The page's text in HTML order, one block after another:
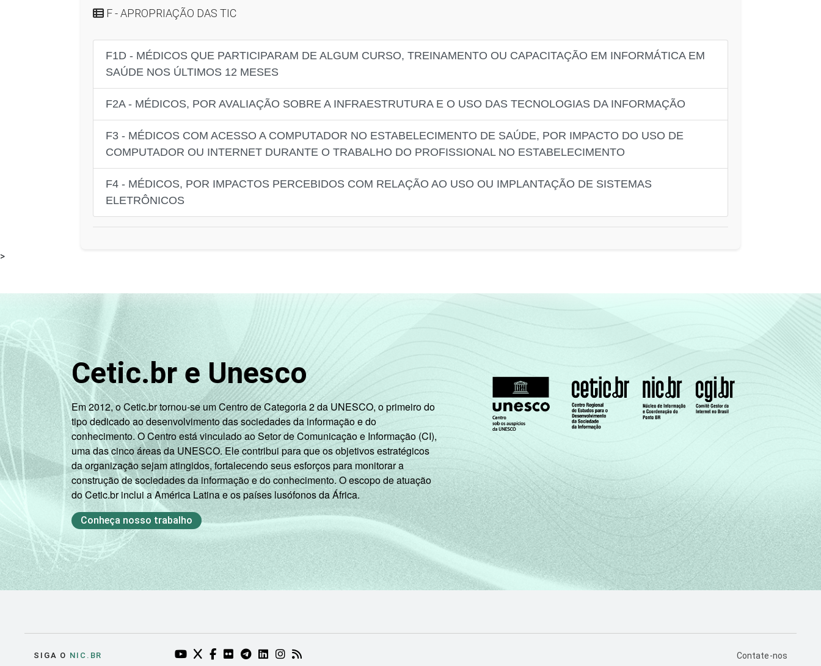
F - APROPRIAÇÃO DAS TIC
F1D - MÉDICOS QUE PARTICIPARAM DE ALGUM CURSO, TREINAMENTO OU CAPACITAÇÃO EM INFORMÁTICA EM
SAÚDE NOS ÚLTIMOS 12 MESES
F2A - MÉDICOS, POR AVALIAÇÃO SOBRE A INFRAESTRUTURA E O USO DAS TECNOLOGIAS DA INFORMAÇÃO
F3 - MÉDICOS COM ACESSO A COMPUTADOR NO ESTABELECIMENTO DE SAÚDE, POR IMPACTO DO USO DE
COMPUTADOR OU INTERNET DURANTE O TRABALHO DO PROFISSIONAL NO ESTABELECIMENTO
F4 - MÉDICOS, POR IMPACTOS PERCEBIDOS COM RELAÇÃO AO USO OU IMPLANTAÇÃO DE SISTEMAS
ELETRÔNICOS
>
Cetic.br e Unesco
Em 2012, o Cetic.br tornou-se um Centro de Categoria 2 da UNESCO, o primeiro do
tipo dedicado ao desenvolvimento das sociedades da informação e do
conhecimento. O Centro está vinculado ao Setor de Comunicação e Informação (CI),
uma das cinco áreas da UNESCO. Ele contribui para que os objetivos estratégicos
da organização sejam atingidos, fortalecendo seus esforços para monitorar a
construção de sociedades da informação e do conhecimento. O escopo de atuação
do Cetic.br inclui a América Latina e os países lusófonos da África.
Conheça nosso trabalho
SIGA O NIC.BR YOUTUBE DO NIC.BR (ABRE EM NOVA ABA)
TWITTER DO NIC.BR (ABRE EM NOVA ABA)
FACEBOOK DO NIC.BR (ABRE EM NOVA ABA)
FLICKR DO NIC.BR (ABRE EM NOVA ABA)
TELEGRAM DO NIC.BR (ABRE EM NOVA ABA)
LINKEDIN DO NIC.BR (ABRE EM NOVA ABA)
INSTAGRAM DO NIC.BR (ABRE EM NOVA ABA)
RSS DO NIC.BR (ABRE EM NOVA ABA) PÁGINA DE
Contate-nos